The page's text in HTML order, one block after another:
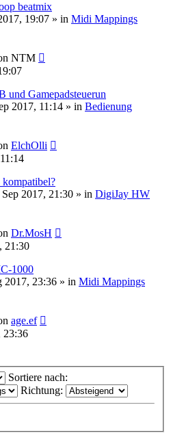
beatmix
19:07 » in Midi Mappings
NTM
und Gamepadsteuerun
2017, 11:14 » in Bedienung
ElchOlli
2017, 21:30 » in DigiJay HW
Dr.MosH
21:30
1000
2017, 23:36 » in Midi Mappings
age.ef
23:36
Sortiere nach:
Richtung: